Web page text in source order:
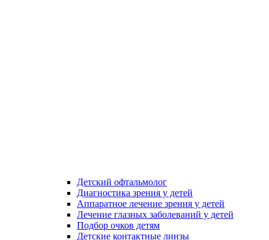
Детский офтальмолог
Диагностика зрения у детей
Аппаратное лечение зрения у детей
Лечение глазных заболеваний у детей
Подбор очков детям
Детские контактные линзы